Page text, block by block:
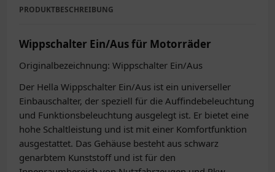
PRODUKTBESCHREIBUNG
Wippschalter Ein/Aus für Motorräder
Originalbezeichnung: Wippschalter Ein/Aus
Der Hella Wippschalter Ein/Aus ist ein universeller
Einbauschalter, der speziell für die Auffindebeleuchtung
und Funktionsbeleuchtung ausgelegt ist. Er bietet eine
hohe Schaltleistung und ist mit einer Komfortfunktion
ausgestattet. Das Gehäuse besteht aus schwarz
genarbtem Kunststoff und ist für den